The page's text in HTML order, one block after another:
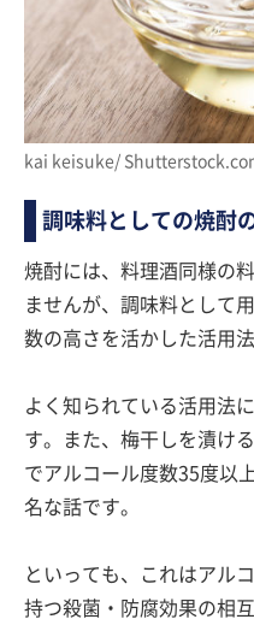
kai keisuke/
調味料としての焼酎
焼酎には、料理酒同様の
ませんが、調味料として
数の高さを活かした活用
よく知られている活用法
す。また、梅干しを漬け
でアルコール度数35度以
名な話です。
といっても、これはアル
持つ殺菌・防腐効果の相